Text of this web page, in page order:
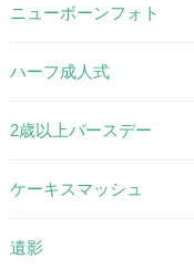
ニューボーンフォト
ハーフ成人式
2歳以上バースデー
ケーキスマッシュ
遺影